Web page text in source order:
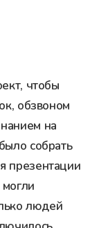
чтобы
обзвоном
на
собрать
презентации
людей